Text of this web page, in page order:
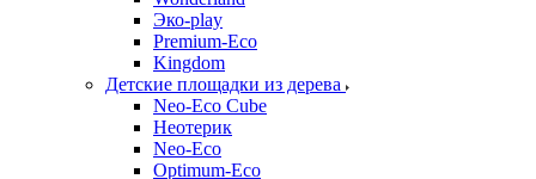
Эко-play
Premium-Eco
Kingdom
Детские площадки из дерева
Neo-Eco Cube
Неотерик
Neo-Eco
Оptimum-Еco